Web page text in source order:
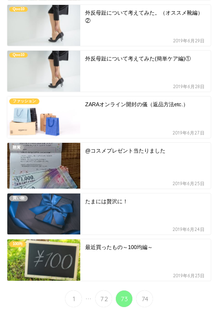
Qoo10
外反母趾について考えてみた。（オススメ靴編）
②
2019年6月29日
Qoo10
外反母趾について考えてみた(簡単ケア編)①
2019年6月28日
ファッション
ZARAオンライン開封の儀（返品方法etc.）
2019年6月27日
懸賞
@コスメプレゼント当たりました
2019年6月25日
買い物
たまには贅沢に！
2019年6月24日
100均
最近買ったもの～100均編～
2019年6月23日
1 ... 72 73 74